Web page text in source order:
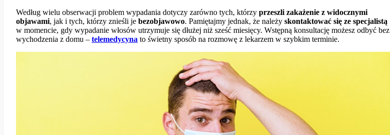
Według wielu obserwacji problem wypadania dotyczy zarówno tych, którzy przeszli zakażenie z widocznymi
objawami, jak i tych, którzy znieśli je bezobjawowo. Pamiętajmy jednak, że należy skontaktować się ze specjalistą
w momencie, gdy wypadanie włosów utrzymuje się dłużej niż sześć miesięcy. Wstępną konsultację możesz odbyć bez
wychodzenia z domu – telemedycyna to świetny sposób na rozmowę z lekarzem w szybkim terminie.